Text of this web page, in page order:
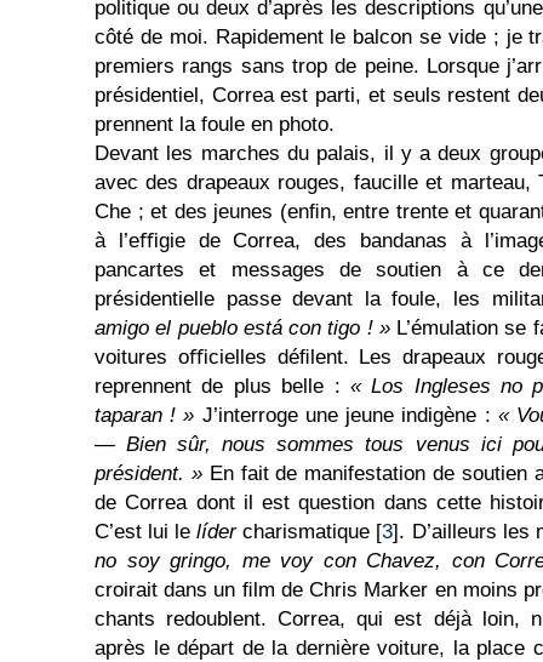
politique ou deux d’après les descriptions
côté de moi. Rapidement le balcon se vide ; je
premiers rangs sans trop de peine. Lorsque
présidentiel, Correa est parti, et seuls restent
prennent la foule en photo.
Devant les marches du palais, il y a deux
avec des drapeaux rouges, faucille et marteau,
Che ; et des jeunes (enﬁn, entre trente et
à l’eﬃgie de Correa, des bandanas à
pancartes et messages de soutien à ce
présidentielle passe devant la foule, les
amigo el pueblo está con tigo ! »L’émulation se
voitures oﬃcielles déﬁlent. Les drapeaux
reprennent de plus belle : « Los Ingleses no
taparan ! » J’interroge une jeune indigène : «
— Bien sûr, nous sommes tous venus ici
président. »En fait de manifestation de soutien
de Correa dont il est question dans cette
C’est lui lelídercharismatique [3]. D’ailleurs les
no soy gringo, me voy con Chavez, con
croirait dans un ﬁlm de Chris Marker en moins
chants redoublent. Correa, qui est déjà loin,
après le départ de la dernière voiture, la place